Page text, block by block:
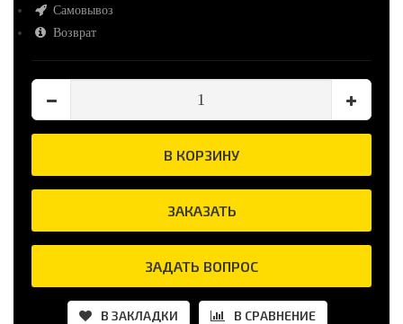
Самовывоз
Возврат
В КОРЗИНУ
ЗАКАЗАТЬ
ЗАДАТЬ ВОПРОС
В ЗАКЛАДКИ В СРАВНЕНИЕ